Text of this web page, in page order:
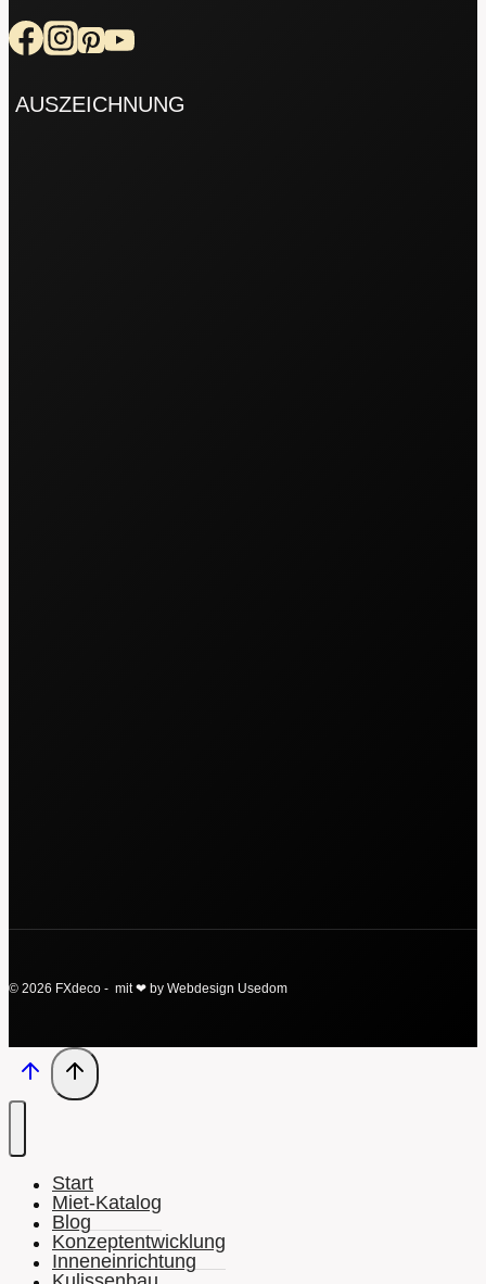
AUSZEICHNUNG
© 2026 FXdeco - mit ❤ by Webdesign Usedom
Start
Miet-Katalog
Blog
Konzeptentwicklung
Inneneinrichtung